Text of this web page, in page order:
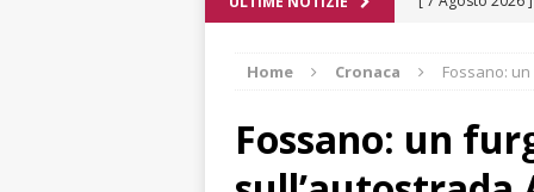
[ 7 Agosto 2026 ]
ALTRE NOTIZIE
[ 7 Agosto 2026
Home Cronaca Fossano:
Fossano: un